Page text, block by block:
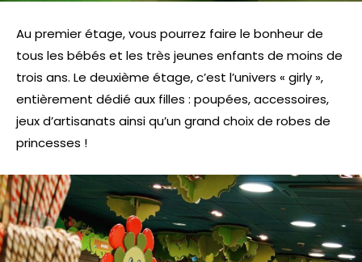
Au premier étage, vous pourrez faire le bonheur de
tous les bébés et les très jeunes enfants de moins de
trois ans. Le deuxième étage, c’est l’univers « girly »,
entièrement dédié aux filles : poupées, accessoires,
jeux d’artisanats ainsi qu’un grand choix de robes de
princesses !